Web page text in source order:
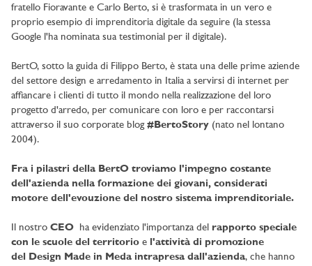
fratello Fioravante e Carlo Berto, si è trasformata in un vero e
proprio esempio di imprenditoria digitale da seguire (la stessa
Google l'ha nominata sua testimonial per il digitale).
BertO, sotto la guida di Filippo Berto, è stata una delle prime aziende
del settore design e arredamento in Italia a servirsi di internet per
affiancare i clienti di tutto il mondo nella realizzazione del loro
progetto d'arredo, per comunicare con loro e per raccontarsi
attraverso il suo corporate blog #BertoStory (nato nel lontano
2004).
Fra i pilastri della BertO troviamo l'impegno costante
dell'azienda nella formazione dei giovani, considerati
motore dell'evouzione del nostro sistema imprenditoriale.
Il nostro CEO ha evidenziato l'importanza del rapporto speciale
con le scuole del territorio e l'attività di promozione
del Design Made in Meda intrapresa dall'azienda, che hanno